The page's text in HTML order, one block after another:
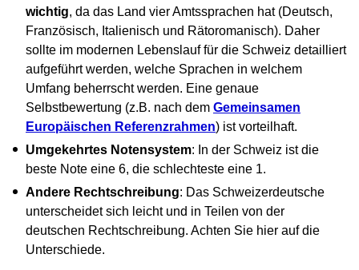
wichtig, da das Land vier Amtssprachen hat (Deutsch,
Französisch, Italienisch und Rätoromanisch). Daher
sollte im modernen Lebenslauf für die Schweiz detailliert
aufgeführt werden, welche Sprachen in welchem
Umfang beherrscht werden. Eine genaue
Selbstbewertung (z.B. nach dem Gemeinsamen
Europäischen Referenzrahmen) ist vorteilhaft.
Umgekehrtes Notensystem: In der Schweiz ist die
beste Note eine 6, die schlechteste eine 1.
Andere Rechtschreibung: Das Schweizerdeutsche
unterscheidet sich leicht und in Teilen von der
deutschen Rechtschreibung. Achten Sie hier auf die
Unterschiede.